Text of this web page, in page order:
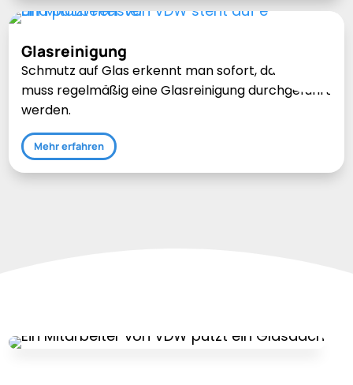
Glasreinigung
Schmutz auf Glas erkennt man sofort, daher
muss regelmäßig eine Glasreinigung durchgeführt
werden.
Mehr erfahren